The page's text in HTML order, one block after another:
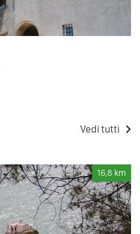
Vedi tutti
16,8 km